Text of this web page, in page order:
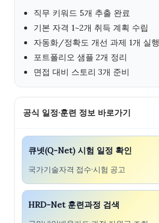
직무 키워드 5개 추출 완료
기본 자격 1~2개 취득 계획 수립
자동화/정확도 개선 과제 1개 실행
포트폴리오 샘플 2개 정리
면접 대비 스토리 3개 준비
공식 일정·훈련 정보 바로가기
큐넷(Q-Net) 시험 일정 확인
국가기술자격 접수·시험 공고
HRD-Net 훈련과정 검색